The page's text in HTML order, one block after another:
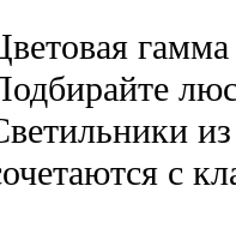
гамма
с